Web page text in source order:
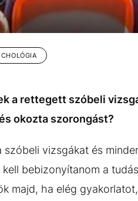
a rettegett szóbeli
okozta szorongást?
vizsgákat és
bebizonyítanom a
majd, ha elég